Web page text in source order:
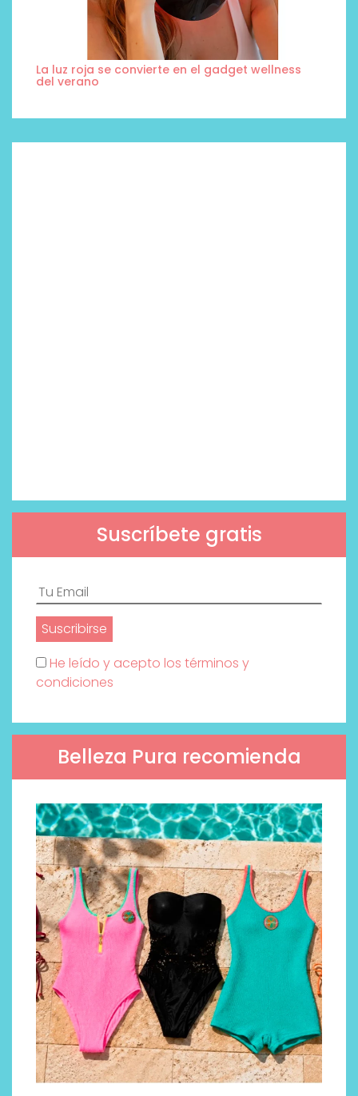
La luz roja se convierte en el gadget wellness
del verano
Suscríbete gratis
He leído y acepto los términos y
condiciones
Belleza Pura recomienda